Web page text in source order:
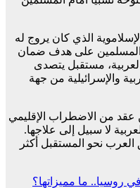
الذي كان يروج له
على هدف ضمان
مستقبل يتصدى
والإسرائيلية من جهة
من الاضطراب الإقليمي
لا سبيل إلى علاجها.
نحو المستقبل أكثر
روسيا.. ما مميزاتها؟